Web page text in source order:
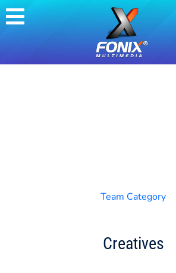
Team Category
Creatives